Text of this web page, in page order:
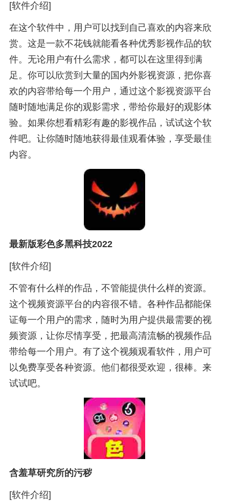
[软件介绍]
在这个软件中，用户可以找到自己喜欢的内容来欣
赏。这是一款不花钱就能看各种优秀影视作品的软
件。无论用户有什么需求，都可以在这里得到满
足。你可以欣赏到大量的国内外影视资源，把你喜
欢的内容带给每一个用户，通过这个影视资源平台
随时随地满足你的观影需求，带给你最好的观影体
验。如果你想看精彩有趣的影视作品，试试这个软
件吧。让你随时随地获得最佳观看体验，享受最佳
内容。
最新版彩色多黑科技2022
[软件介绍]
不管有什么样的作品，不管能提供什么样的资源。
这个视频资源平台的内容很不错。各种作品都能保
证每一个用户的需求，随时为用户提供最需要的视
频资源，让你尽情享受，把最高清流畅的视频作品
带给每一个用户。有了这个视频观看软件，用户可
以免费享受各种资源。他们都很受欢迎，很棒。来
试试吧。
含羞草研究所的污秽
[软件介绍]